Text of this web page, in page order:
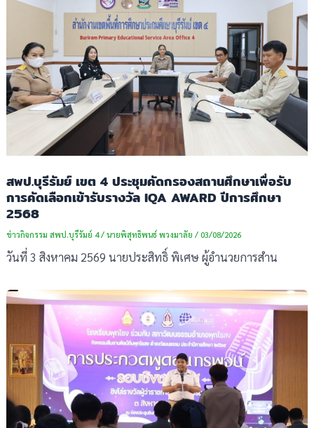
สพป.บุรีรัมย์ เขต 4 ประชุมคัดกรองสถานศึกษาเพื่อรับ
การคัดเลือกเข้ารับรางวัล IQA AWARD ปีการศึกษา
2568
ข่าวกิจกรรม สพป.บุรีรัมย์ 4/ นายพิสุทธิพนธ์ พวงมาลัย / 03/08/2026
วันที่ 3 สิงหาคม 2569 นายประสิทธิ์ พิเศษ ผู้อำนวยการสำน